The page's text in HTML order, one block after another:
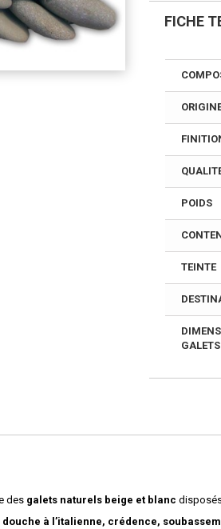
FICHE
POIDS
TEINTE
GALETS
des galets naturels beige et blanc
douche à l’italienne, crédence,